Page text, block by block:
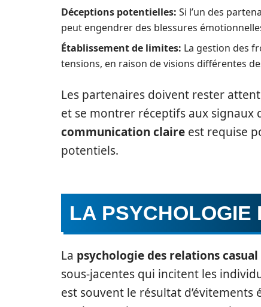
Déceptions potentielles: Si l’un des
peut engendrer des blessures
Établissement de limites: La gestion des
tensions, en raison de visions différentes
Les partenaires doivent rester
et se montrer réceptifs aux signaux
communication claire est requise
potentiels.
LA PSYCHOLOGIE
La psychologie des relations casual
sous-jacentes qui incitent les
est souvent le résultat d’évitements